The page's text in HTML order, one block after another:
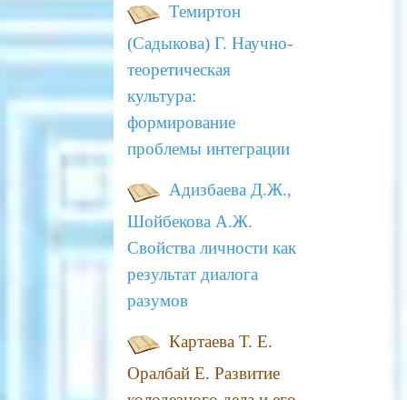
Темиртон
(Садыкова) Г. Научно-
теоретическая
культура:
формирование
проблемы интеграции
Адизбаева Д.Ж.,
Шойбекова А.Ж.
Свойства личности как
результат диалога
разумов
Картаева Т. Е.
Оралбай Е. Развитие